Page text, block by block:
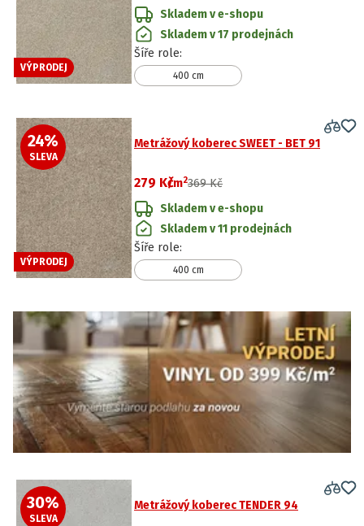
VÝPRODEJ
Skladem v e-shopu
Skladem v 17 prodejnách
Šíře role:
400 cm
24%
SLEVA
VÝPRODEJ
Metrážový koberec SWEET - BET 91
279 Kč
/m2369 Kč
Skladem v e-shopu
Skladem v 11 prodejnách
Šíře role:
400 cm
30%
SLEVA
Metrážový koberec TENDER 94